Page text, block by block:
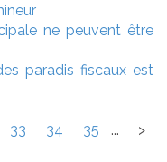
ne peuvent être
paradis fiscaux est
33 34 35 ... >